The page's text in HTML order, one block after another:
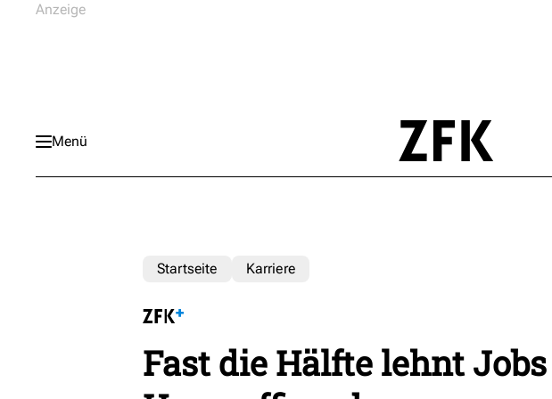
Menü
Startseite Karriere
Fast die Hälfte lehnt